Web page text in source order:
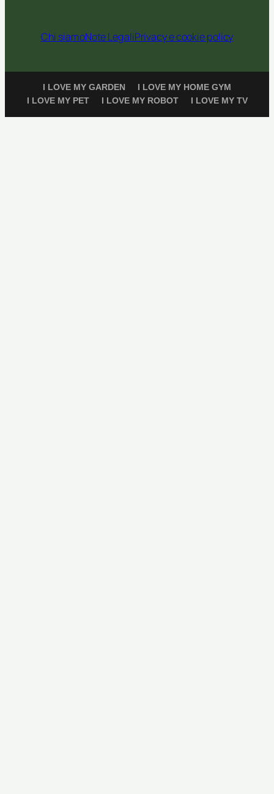
Chi siamoNote LegaliPrivacy e cookie policy
I LOVE MY GARDEN
I LOVE MY HOME GYM
I LOVE MY PET
I LOVE MY ROBOT I LOVE MY TV